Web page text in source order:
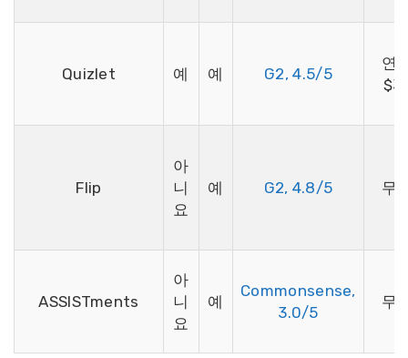
Quizlet 예 예 G2, 4.5/5
연
Flip
아
니
요
예 G2, 4.8/5 무
ASSISTments
아
니
요
예
Commonsense,
3.0/5
무